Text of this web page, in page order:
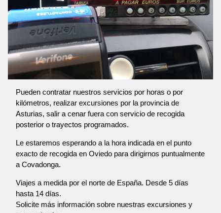
Pueden contratar nuestros servicios por horas o por
kilómetros, realizar excursiones por la provincia de
Asturias, salir a cenar fuera con servicio de recogida
posterior o trayectos programados.
Le estaremos esperando a la hora indicada en el punto
exacto de recogida en Oviedo para dirigirnos puntualmente
a Covadonga.
Viajes a medida por el norte de España. Desde 5 días
hasta 14 días.
Solicite más información sobre nuestras excursiones y